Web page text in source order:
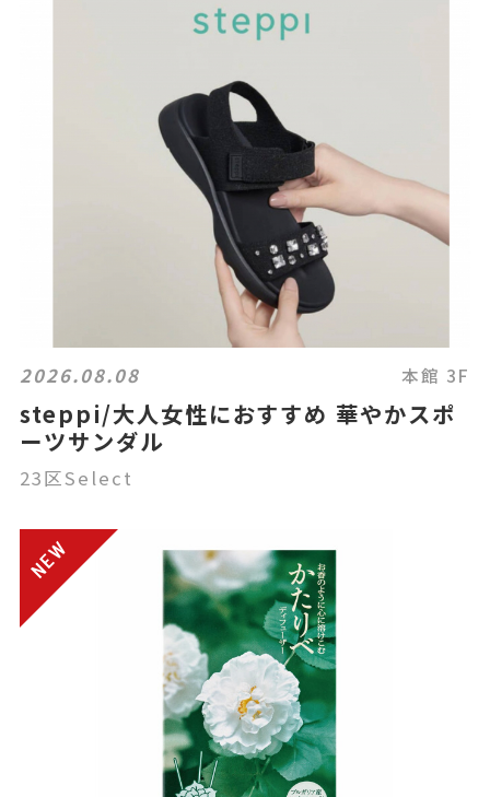
2026.08.08 本館 3F
steppi/大人女性におすすめ 華やかスポ
ーツサンダル
23区Select